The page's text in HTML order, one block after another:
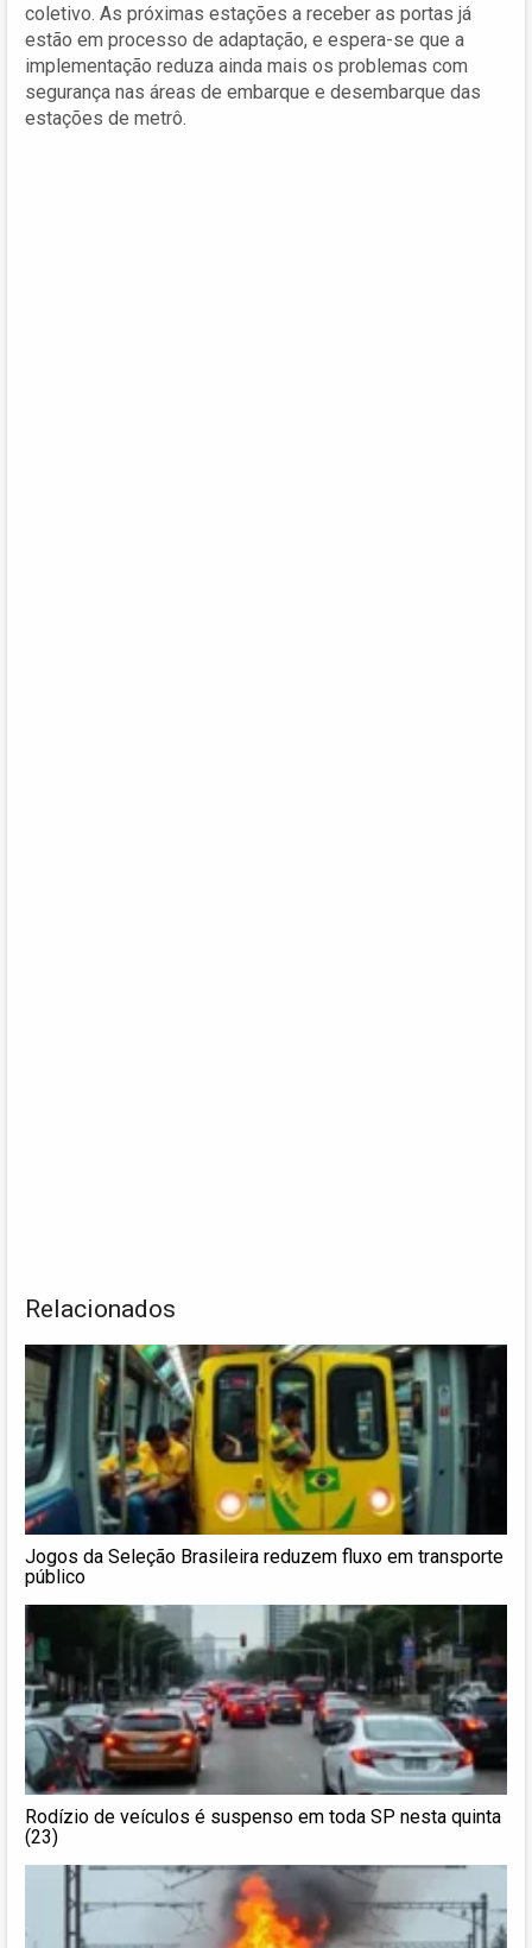
coletivo. As próximas estações a receber as portas já
estão em processo de adaptação, e espera-se que a
implementação reduza ainda mais os problemas com
segurança nas áreas de embarque e desembarque das
estações de metrô.
Relacionados
Jogos da Seleção Brasileira reduzem fluxo em transporte
público
Rodízio de veículos é suspenso em toda SP nesta quinta
(23)